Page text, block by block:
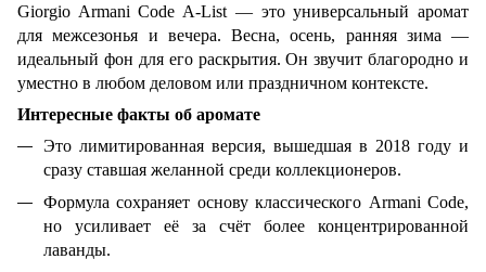
Giorgio Armani Code A-List — это универсальный аромат
для межсезонья и вечера. Весна, осень, ранняя зима —
идеальный фон для его раскрытия. Он звучит благородно и
уместно в любом деловом или праздничном контексте.
Интересные факты об аромате
Это лимитированная версия, вышедшая в 2018 году и
сразу ставшая желанной среди коллекционеров.
Формула сохраняет основу классического Armani Code,
но усиливает её за счёт более концентрированной
лаванды.